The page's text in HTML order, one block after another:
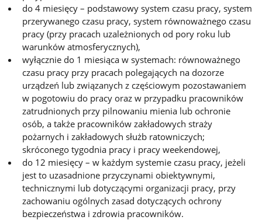
do 4 miesięcy – podstawowy system czasu pracy, system
przerywanego czasu pracy, system równoważnego czasu
pracy (przy pracach uzależnionych od pory roku lub
warunków atmosferycznych),
wyłącznie do 1 miesiąca w systemach: równoważnego
czasu pracy przy pracach polegających na dozorze
urządzeń lub związanych z częściowym pozostawaniem
w pogotowiu do pracy oraz w przypadku pracowników
zatrudnionych przy pilnowaniu mienia lub ochronie
osób, a także pracowników zakładowych straży
pożarnych i zakładowych służb ratowniczych;
skróconego tygodnia pracy i pracy weekendowej,
do 12 miesięcy – w każdym systemie czasu pracy, jeżeli
jest to uzasadnione przyczynami obiektywnymi,
technicznymi lub dotyczącymi organizacji pracy, przy
zachowaniu ogólnych zasad dotyczących ochrony
bezpieczeństwa i zdrowia pracowników.